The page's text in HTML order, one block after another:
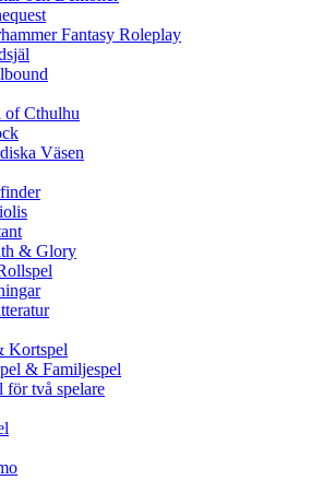
Fantasy Roleplay
of Cthulhu
Väsen
& Glory
Kortspel
& Familjespel
för två spelare